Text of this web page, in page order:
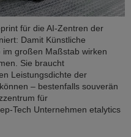
für die AI-Zentren der
Damit Künstliche
im großen Maßstab wirken
Sie braucht
Leistungsdichte der
– bestenfalls souverän
für
Tech Unternehmen etalytics